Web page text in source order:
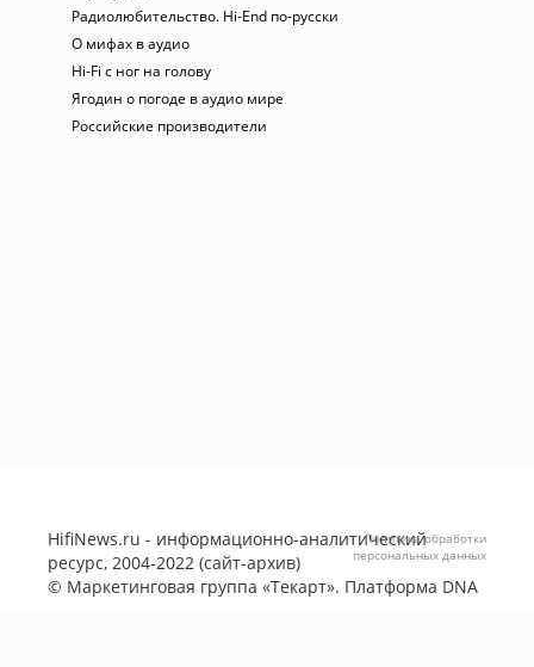
Радиолюбительство. Hi-End по-русски
О мифах в аудио
Hi-Fi с ног на голову
Ягодин о погоде в аудио мире
Российские производители
HifiNews.ru - информационно-аналитический
ресурс, 2004-2022 (сайт-архив)
© Маркетинговая группа «Текарт». Платформа DNA
Политика обработки
персональных данных